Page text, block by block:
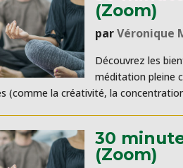
(Zoom)
parVéronique
Découvrez les
méditation pleine
(comme la créativité, la
30
(Zoom)